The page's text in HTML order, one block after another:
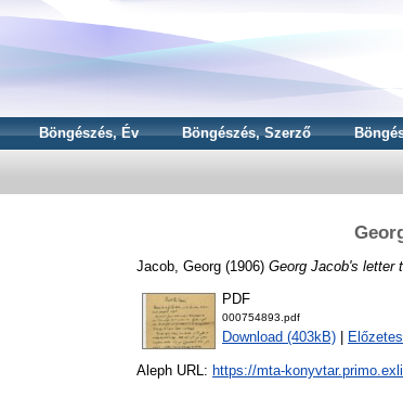
Böngészés, Év Böngészés, Szerző
Jacob, Georg (1906) Georg Jacob's letter
PDF
000754893.pdf
Download (403kB)
Aleph URL: https://mta-